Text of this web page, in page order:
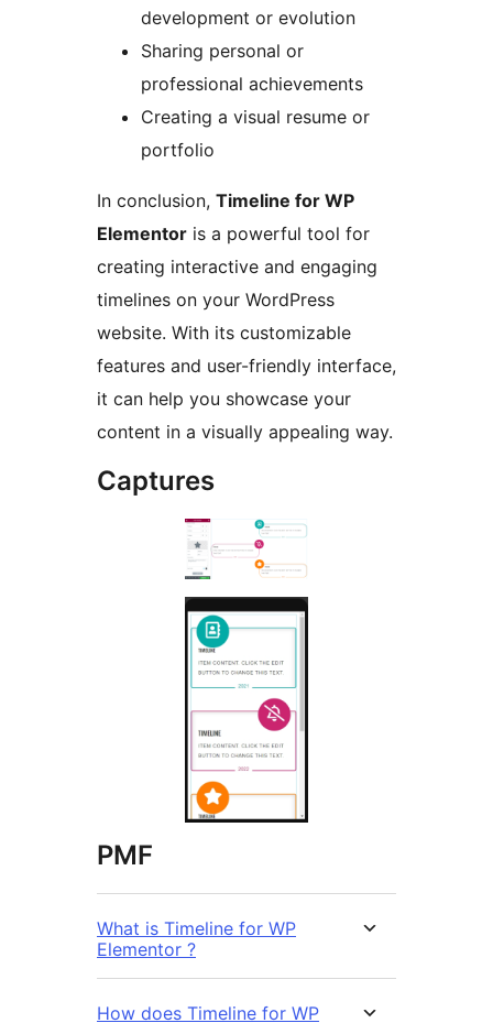
development or evolution
Sharing personal or
professional achievements
Creating a visual resume or
portfolio
In conclusion, Timeline for WP
Elementor
creating interactive and engaging
timelines on your WordPress
website. With its customizable
features and user-friendly interface,
it can help you showcase your
content in a visually appealing way.
Captures
PMF
What is Timeline for WP
Elementor ?
How does Timeline for WP